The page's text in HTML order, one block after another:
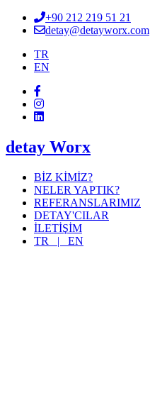
+90 212 219 51 21
detay@detayworx.com
TR
EN
detay Worx
BİZ KİMİZ?
NELER YAPTIK?
REFERANSLARIMIZ
DETAY'CILAR
İLETİŞİM
TR | EN